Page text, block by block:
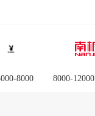
8000 8000-12000